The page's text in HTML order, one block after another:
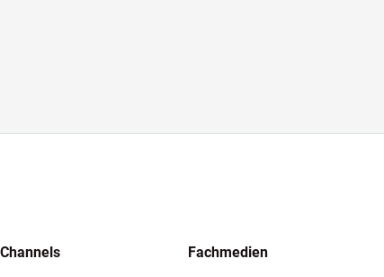
Fachmedien